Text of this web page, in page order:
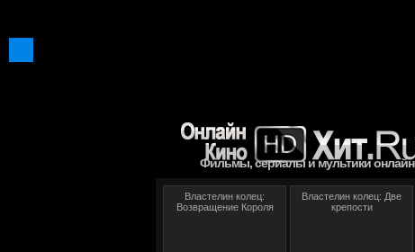
Фильмы, сериалы и мультики онлайн
Властелин колец:
Возвращение Короля
Властелин колец: Две
крепости